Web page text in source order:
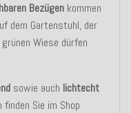
Bezügen kommen
dem Gartenstuhl, der
Wiese dürfen
sowie auch lichtecht
Sie im Shop